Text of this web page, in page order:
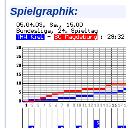
Spielgraphik: